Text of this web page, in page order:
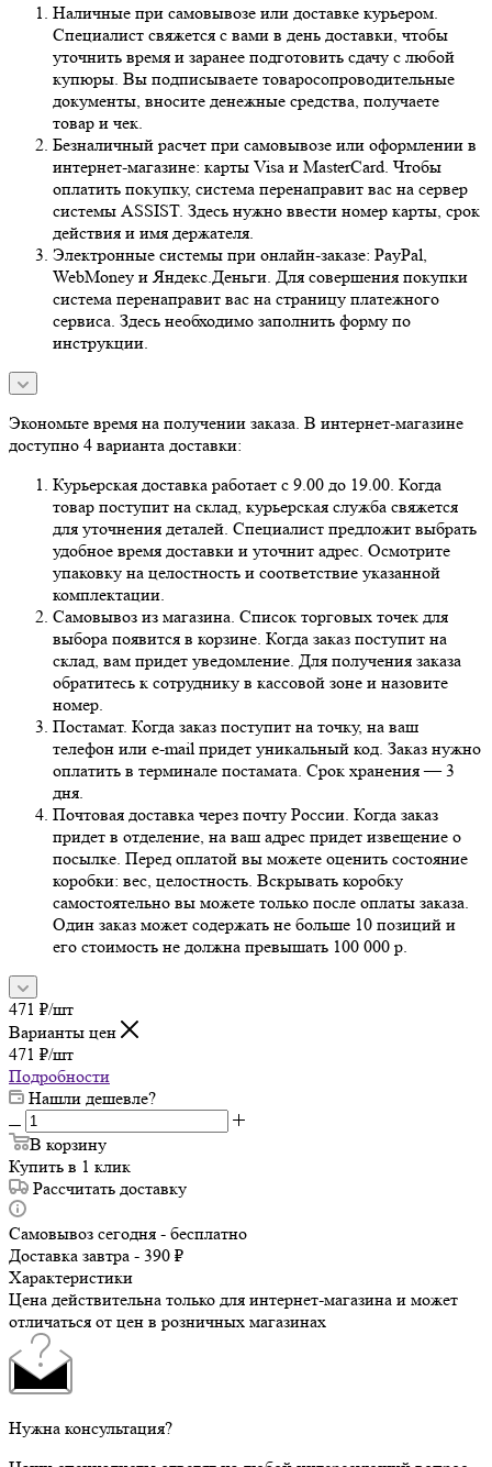
Наличные при самовывозе или доставке курьером.
Специалист свяжется с вами в день доставки, чтобы
уточнить время и заранее подготовить сдачу с любой
купюры. Вы подписываете товаросопроводительные
документы, вносите денежные средства, получаете
товар и чек.
Безналичный расчет при самовывозе или оформлении в
интернет-магазине: карты Visa и MasterCard. Чтобы
оплатить покупку, система перенаправит вас на сервер
системы ASSIST. Здесь нужно ввести номер карты, срок
действия и имя держателя.
Электронные системы при онлайн-заказе: PayPal,
WebMoney и Яндекс.Деньги. Для совершения покупки
система перенаправит вас на страницу платежного
сервиса. Здесь необходимо заполнить форму по
инструкции.
Экономьте время на получении заказа. В интернет-магазине
доступно 4 варианта доставки:
Курьерская доставка работает с 9.00 до 19.00. Когда
товар поступит на склад, курьерская служба свяжется
для уточнения деталей. Специалист предложит выбрать
удобное время доставки и уточнит адрес. Осмотрите
упаковку на целостность и соответствие указанной
комплектации.
Самовывоз из магазина. Список торговых точек для
выбора появится в корзине. Когда заказ поступит на
склад, вам придет уведомление. Для получения заказа
обратитесь к сотруднику в кассовой зоне и назовите
номер.
Постамат. Когда заказ поступит на точку, на ваш
телефон или e-mail придет уникальный код. Заказ нужно
оплатить в терминале постамата. Срок хранения — 3
дня.
Почтовая доставка через почту России. Когда заказ
придет в отделение, на ваш адрес придет извещение о
посылке. Перед оплатой вы можете оценить состояние
коробки: вес, целостность. Вскрывать коробку
самостоятельно вы можете только после оплаты заказа.
Один заказ может содержать не больше 10 позиций и
его стоимость не должна превышать 100 000 р.
471 ₽/шт
Варианты цен
471 ₽/шт
Подробности
Нашли дешевле?
В корзину
Купить в 1 клик
Рассчитать доставку
Самовывоз сегодня - бесплатно
Доставка завтра - 390 ₽
Характеристики
Цена действительна только для интернет-магазина и может
отличаться от цен в розничных магазинах
Нужна консультация?